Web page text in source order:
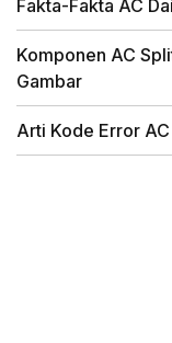
Fakta-Fakta AC
Komponen AC
Gambar
Arti Kode Error